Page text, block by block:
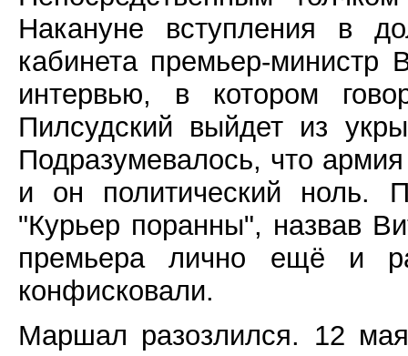
Накануне вступления в
кабинета премьер-министр
интервью, в котором
Пилсудский выйдет из
Подразумевалось, что
и он политический ноль.
"Курьер поранны", назвав
премьера лично ещё и
конфисковали.
Маршал разозлился. 12